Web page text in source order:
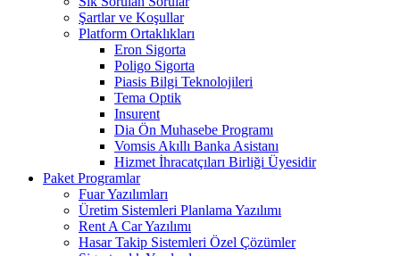
Şartlar ve Koşullar
Platform Ortaklıkları
Eron Sigorta
Poligo Sigorta
Piasis Bilgi Teknolojileri
Tema Optik
Insurent
Dia Ön Muhasebe Programı
Vomsis Akıllı Banka Asistanı
Hizmet İhracatçıları Birliği Üyesidir
Paket Programlar
Fuar Yazılımları
Üretim Sistemleri Planlama Yazılımı
Rent A Car Yazılımı
Hasar Takip Sistemleri Özel Çözümler